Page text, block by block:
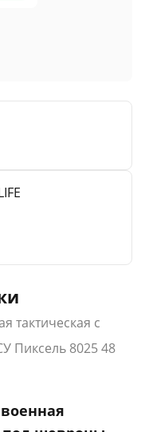
тактическая с
Пиксель 8025 48